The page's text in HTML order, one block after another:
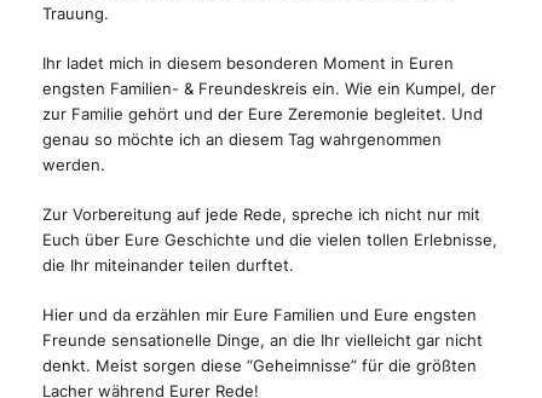
Trauung.
Ihr ladet mich in diesem besonderen Moment in Euren
engsten Familien- & Freundeskreis ein. Wie ein Kumpel, der
zur Familie gehört und der Eure Zeremonie begleitet. Und
genau so möchte ich an diesem Tag wahrgenommen
werden.
Zur Vorbereitung auf jede Rede, spreche ich nicht nur mit
Euch über Eure Geschichte und die vielen tollen Erlebnisse,
die Ihr miteinander teilen durftet.
Hier und da erzählen mir Eure Familien und Eure engsten
Freunde sensationelle Dinge, an die Ihr vielleicht gar nicht
denkt. Meist sorgen diese “Geheimnisse” für die größten
Lacher während Eurer Rede!